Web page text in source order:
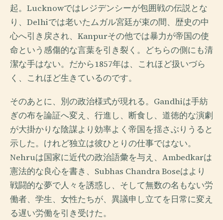
起。Lucknowではレジデンシーが包囲戦の伝説とな
り、Delhiでは老いたムガル宮廷が束の間、歴史の中
心へ引き戻され、Kanpurその他では暴力が帝国の使
命という感傷的な言葉を引き裂く。どちらの側にも清
潔な手はない。だから1857年は、これほど扱いづら
く、これほど生きているのです。
そのあとに、別の政治様式が現れる。Gandhiは手紡
ぎの布を論証へ変え、行進し、断食し、道徳的な演劇
が大掛かりな陰謀より効率よく帝国を揺さぶりうると
示した。けれど独立は彼ひとりの仕事ではない。
Nehruは国家に近代の政治語彙を与え、Ambedkarは
憲法的な良心を書き、Subhas Chandra Boseはより
戦闘的な夢で人々を誘惑し、そして無数の名もない労
働者、学生、女性たちが、異議申し立てを日常に変え
る遅い労働を引き受けた。